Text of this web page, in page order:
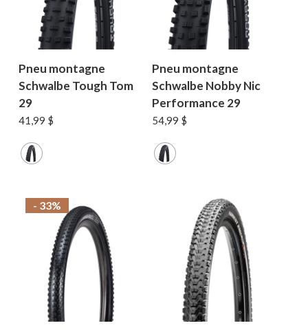
Pneu montagne
Schwalbe Tough Tom
29
41,99 $
Pneu montagne
Schwalbe Nobby Nic
Performance 29
54,99 $
- 33%